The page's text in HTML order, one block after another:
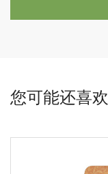
您可能还喜欢